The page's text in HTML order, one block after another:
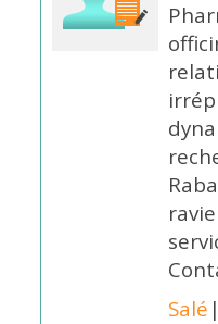
Salé